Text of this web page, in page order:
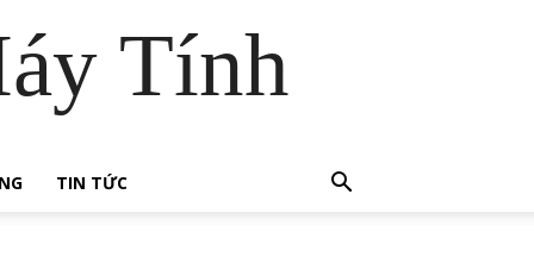
Tính
TIN TỨC